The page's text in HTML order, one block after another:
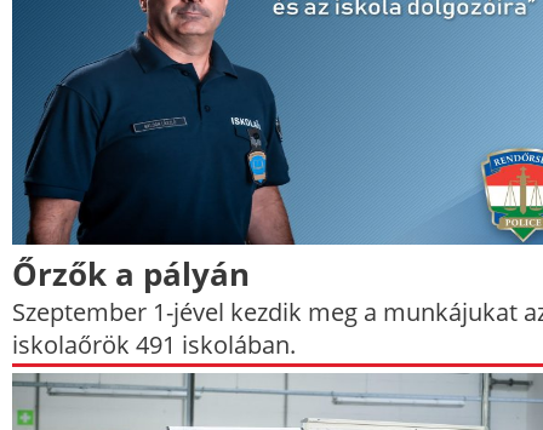
Őrzők a pályán
Szeptember 1-jével kezdik meg a munkájukat
iskolaőrök 491 iskolában.